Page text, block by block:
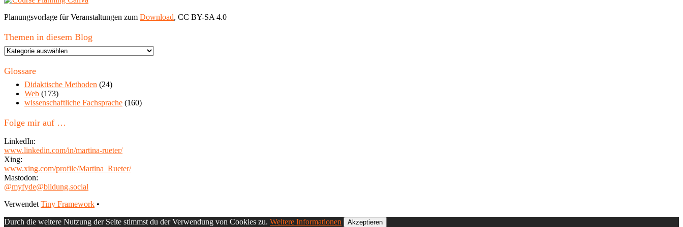
Planungsvorlage für Veranstaltungen zum Download, CC BY-SA 4.0
Themen in diesem Blog
Themen
diesem
Glossare
Didaktische Methoden (24)
Web (173)
wissenschaftliche Fachsprache (160)
Folge mir auf …
LinkedIn:
www.linkedin.com/in/martina-rueter/
Xing:
www.xing.com/profile/Martina_Rueter/
Mastodon:
@myfyde@bildung.social
Footer
Inhalt
Verwendet Tiny Framework •
Durch die weitere Nutzung der Seite stimmst du der Verwendung von Cookies zu. Weitere Informationen Akzeptieren